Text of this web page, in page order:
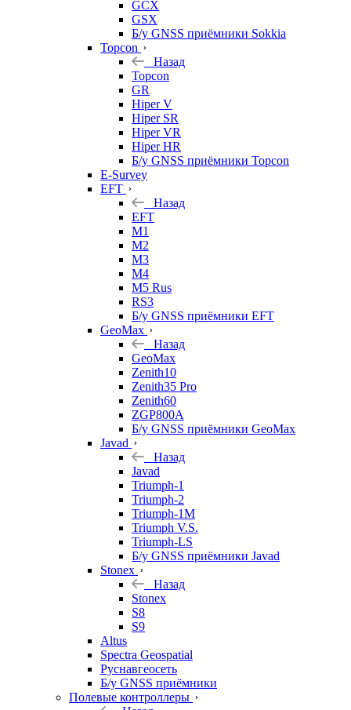
GCX
GSX
Б/у GNSS приёмники Sokkia
Topcon
Назад
Topcon
GR
Hiper V
Hiper SR
Hiper VR
Hiper HR
Б/у GNSS приёмники Topcon
E-Survey
EFT
Назад
EFT
M1
M2
M3
M4
M5 Rus
RS3
Б/у GNSS приёмники EFT
GeoMax
Назад
GeoMax
Zenith10
Zenith35 Pro
Zenith60
ZGP800A
Б/у GNSS приёмники GeoMax
Javad
Назад
Javad
Triumph-1
Triumph-2
Triumph-1M
Triumph V.S.
Triumph-LS
Б/у GNSS приёмники Javad
Stonex
Назад
Stonex
S8
S9
Altus
Spectra Geospatial
Руснавгеосеть
Б/у GNSS приёмники
Полевые контроллеры